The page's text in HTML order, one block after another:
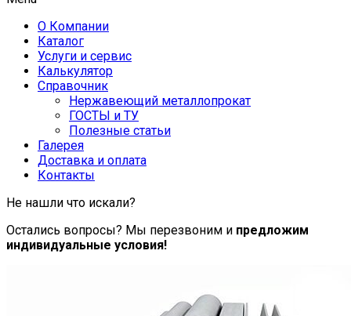
О Компании
Каталог
Услуги и сервис
Калькулятор
Справочник
Нержавеющий металлопрокат
ГОСТЫ и ТУ
Полезные статьи
Галерея
Доставка и оплата
Контакты
Не нашли что искали?
Остались вопросы? Мы перезвоним и предложим
индивидуальные условия!